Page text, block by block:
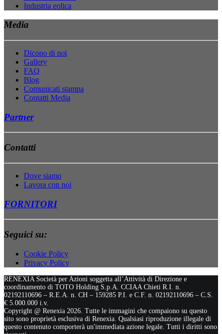
Industria eolica
Media
Dicono di noi
Gallery
FAQ
Blog
Comunicati stampa
Contatti Media
Partner
Contatti
Dove siamo
Lavora con noi
FORNITORI
Seguici su:
Cookie Policy
Privacy Policy
RENEXIA Società per Azioni soggetta all’Attività di Direzione e
coordinamento di TOTO Holding S.p.A. CCIAA Chieti R.I. n.
02192110696 – R.E.A. n. CH – 159285 P.I. e C.F. n. 02192110696 – C.S.
€ 5.000.000 i.v.
Copyright @ Renexia 2026. Tutte le immagini che compaiono su questo
sito sono proprietà esclusiva di Renexia. Qualsiasi riproduzione illegale di
questo contenuto comporterà un'immediata azione legale. Tutti i diritti sono